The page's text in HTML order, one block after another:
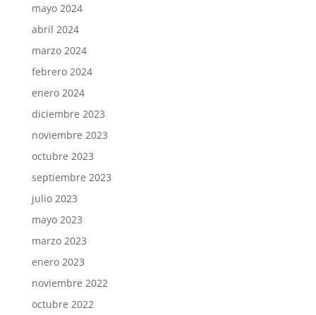
mayo 2024
abril 2024
marzo 2024
febrero 2024
enero 2024
diciembre 2023
noviembre 2023
octubre 2023
septiembre 2023
julio 2023
mayo 2023
marzo 2023
enero 2023
noviembre 2022
octubre 2022